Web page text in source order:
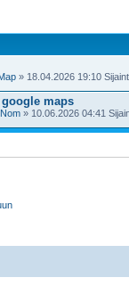
» 18.04.2026 19:10
maps
» 10.06.2026 04:41